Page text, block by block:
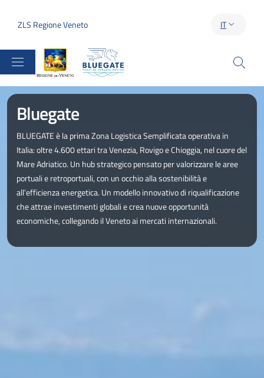
ZLS Regione Veneto IT
Regione del Veneto
Immagine:
Bluegate
BLUEGATE è la prima Zona Logistica Semplificata operativa in
Italia: oltre 4.600 ettari tra Venezia, Rovigo e Chioggia, nel cuore del
Mare Adriatico. Un hub strategico pensato per valorizzare le aree
portuali e retroportuali, con un occhio alla sostenibilità e
all’efficienza energetica. Un modello innovativo di riqualificazione
che attrae investimenti globali e crea nuove opportunità
economiche, collegando il Veneto ai mercati internazionali.